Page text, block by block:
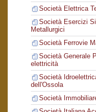
Società Elettrica
Società Esercizi
Metallurgici
Società Ferrovie
Società Generale
elettricità
Società
dell'Ossola
Società